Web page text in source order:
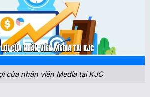
của nhân viên Media tại KJC